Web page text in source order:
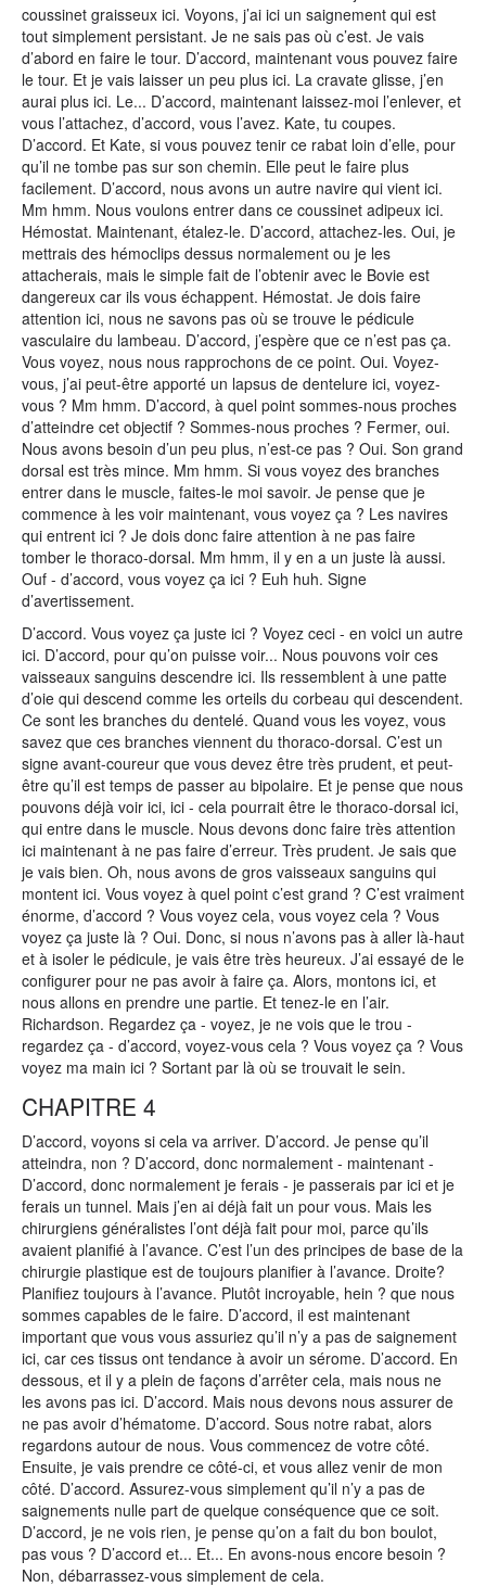
coussinet graisseux ici. Voyons, j’ai ici un saignement qui est
tout simplement persistant. Je ne sais pas où c’est. Je vais
d’abord en faire le tour. D’accord, maintenant vous pouvez faire
le tour. Et je vais laisser un peu plus ici. La cravate glisse, j’en
aurai plus ici. Le... D’accord, maintenant laissez-moi l’enlever, et
vous l’attachez, d’accord, vous l’avez. Kate, tu coupes.
D’accord. Et Kate, si vous pouvez tenir ce rabat loin d’elle, pour
qu’il ne tombe pas sur son chemin. Elle peut le faire plus
facilement. D’accord, nous avons un autre navire qui vient ici.
Mm hmm. Nous voulons entrer dans ce coussinet adipeux ici.
Hémostat. Maintenant, étalez-le. D’accord, attachez-les. Oui, je
mettrais des hémoclips dessus normalement ou je les
attacherais, mais le simple fait de l’obtenir avec le Bovie est
dangereux car ils vous échappent. Hémostat. Je dois faire
attention ici, nous ne savons pas où se trouve le pédicule
vasculaire du lambeau. D’accord, j’espère que ce n’est pas ça.
Vous voyez, nous nous rapprochons de ce point. Oui. Voyez-
vous, j’ai peut-être apporté un lapsus de dentelure ici, voyez-
vous ? Mm hmm. D’accord, à quel point sommes-nous proches
d’atteindre cet objectif ? Sommes-nous proches ? Fermer, oui.
Nous avons besoin d’un peu plus, n’est-ce pas ? Oui. Son grand
dorsal est très mince. Mm hmm. Si vous voyez des branches
entrer dans le muscle, faites-le moi savoir. Je pense que je
commence à les voir maintenant, vous voyez ça ? Les navires
qui entrent ici ? Je dois donc faire attention à ne pas faire
tomber le thoraco-dorsal. Mm hmm, il y en a un juste là aussi.
Ouf - d’accord, vous voyez ça ici ? Euh huh. Signe
d’avertissement.
D’accord. Vous voyez ça juste ici ? Voyez ceci - en voici un autre
ici. D’accord, pour qu’on puisse voir... Nous pouvons voir ces
vaisseaux sanguins descendre ici. Ils ressemblent à une patte
d’oie qui descend comme les orteils du corbeau qui descendent.
Ce sont les branches du dentelé. Quand vous les voyez, vous
savez que ces branches viennent du thoraco-dorsal. C’est un
signe avant-coureur que vous devez être très prudent, et peut-
être qu’il est temps de passer au bipolaire. Et je pense que nous
pouvons déjà voir ici, ici - cela pourrait être le thoraco-dorsal ici,
qui entre dans le muscle. Nous devons donc faire très attention
ici maintenant à ne pas faire d’erreur. Très prudent. Je sais que
je vais bien. Oh, nous avons de gros vaisseaux sanguins qui
montent ici. Vous voyez à quel point c’est grand ? C’est vraiment
énorme, d’accord ? Vous voyez cela, vous voyez cela ? Vous
voyez ça juste là ? Oui. Donc, si nous n’avons pas à aller là-haut
et à isoler le pédicule, je vais être très heureux. J’ai essayé de le
configurer pour ne pas avoir à faire ça. Alors, montons ici, et
nous allons en prendre une partie. Et tenez-le en l’air.
Richardson. Regardez ça - voyez, je ne vois que le trou -
regardez ça - d’accord, voyez-vous cela ? Vous voyez ça ? Vous
voyez ma main ici ? Sortant par là où se trouvait le sein.
CHAPITRE 4
D’accord, voyons si cela va arriver. D’accord. Je pense qu’il
atteindra, non ? D’accord, donc normalement - maintenant -
D’accord, donc normalement je ferais - je passerais par ici et je
ferais un tunnel. Mais j’en ai déjà fait un pour vous. Mais les
chirurgiens généralistes l’ont déjà fait pour moi, parce qu’ils
avaient planifié à l’avance. C’est l’un des principes de base de la
chirurgie plastique est de toujours planifier à l’avance. Droite?
Planifiez toujours à l’avance. Plutôt incroyable, hein ? que nous
sommes capables de le faire. D’accord, il est maintenant
important que vous vous assuriez qu’il n’y a pas de saignement
ici, car ces tissus ont tendance à avoir un sérome. D’accord. En
dessous, et il y a plein de façons d’arrêter cela, mais nous ne
les avons pas ici. D’accord. Mais nous devons nous assurer de
ne pas avoir d’hématome. D’accord. Sous notre rabat, alors
regardons autour de nous. Vous commencez de votre côté.
Ensuite, je vais prendre ce côté-ci, et vous allez venir de mon
côté. D’accord. Assurez-vous simplement qu’il n’y a pas de
saignements nulle part de quelque conséquence que ce soit.
D’accord, je ne vois rien, je pense qu’on a fait du bon boulot,
pas vous ? D’accord et... Et... En avons-nous encore besoin ?
Non, débarrassez-vous simplement de cela.